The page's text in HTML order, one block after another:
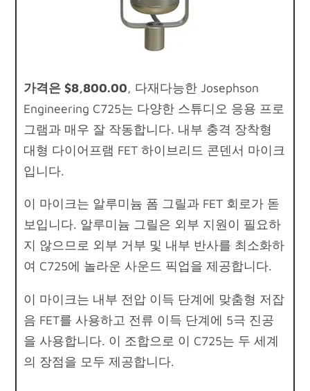
가격은 $8,800.00, 다재다능한 Josephson
Engineering C725는 다양한 스튜디오 응용 프로
그램과 매우 잘 작동합니다. 내부 충격 장착형
대형 다이어프램 FET 하이브리드 콘덴서 마이크
입니다.
이 마이크는 알루미늄 폼 그릴과 FET 회로가 돋
보입니다. 알루미늄 그릴은 외부 지원이 필요하
지 않으므로 외부 거부 및 내부 반사를 최소화하
여 C725에 놀라운 사운드 픽업을 제공합니다.
이 마이크는 내부 전압 이득 단계에 맞춤형 저잡
음 FET를 사용하고 전류 이득 단계에 5극 진공
을 사용합니다. 이 조합으로 이 C725는 두 세계
의 장점을 모두 제공합니다.